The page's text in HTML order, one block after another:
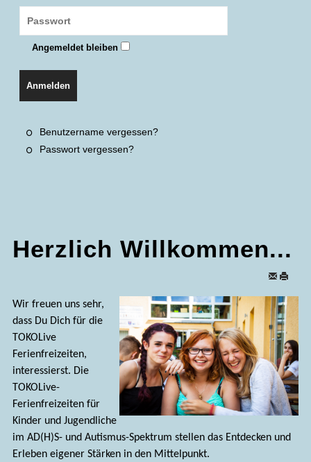
Angemeldet bleiben
Anmelden
Benutzername vergessen?
Passwort vergessen?
Herzlich Willkommen...
Wir freuen uns sehr,
dass Du Dich für die
TOKOLive
Ferienfreizeiten,
interessierst. Die
TOKOLive-
Ferienfreizeiten für
Kinder und Jugendliche
im AD(H)S- und Autismus-Spektrum stellen das Entdecken und
Erleben eigener Stärken in den Mittelpunkt.